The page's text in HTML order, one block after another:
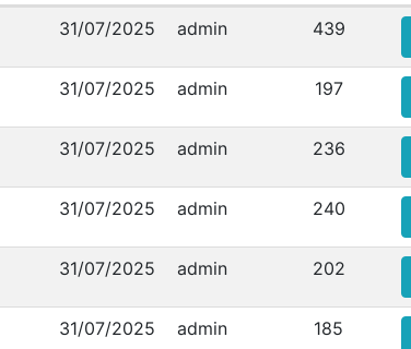
31/07/2025 admin 439
31/07/2025 admin 197
31/07/2025 admin 236
31/07/2025 admin 240
31/07/2025 admin 202
31/07/2025 admin 185